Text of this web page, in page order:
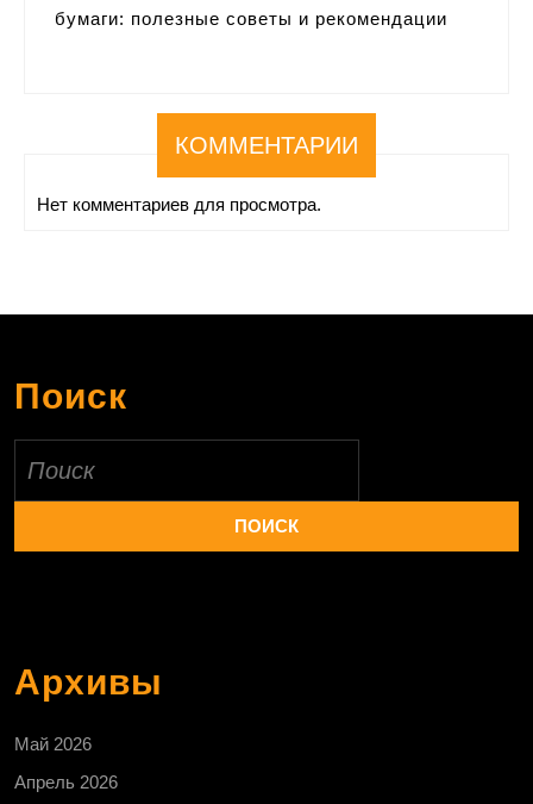
бумаги: полезные советы и рекомендации
КОММЕНТАРИИ
Нет комментариев для просмотра.
Поиск
Архивы
Май 2026
Апрель 2026